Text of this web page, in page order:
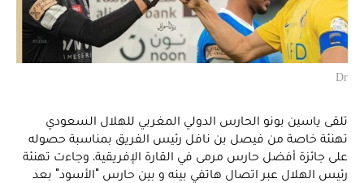
Dr
تلقى ياسين بونو الحارس الدولي المغربي للهلال السعودي
تهنئة خاصة من فيصل بن نافل رئيس الفريق بمناسبة حصوله
على جائزة أفضل حارس مرمى في القارة الإفريقية. وجاءت تهنئة
رئيس الهلال عبر اتصال هاتفي بينه و بين حارس "الأسود" بعد